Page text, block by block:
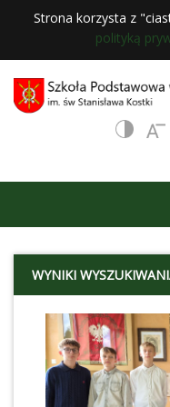
Strona korzysta z
polityką
WYNIKI